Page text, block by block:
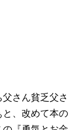
さん貧乏父さ
と、改めて本の